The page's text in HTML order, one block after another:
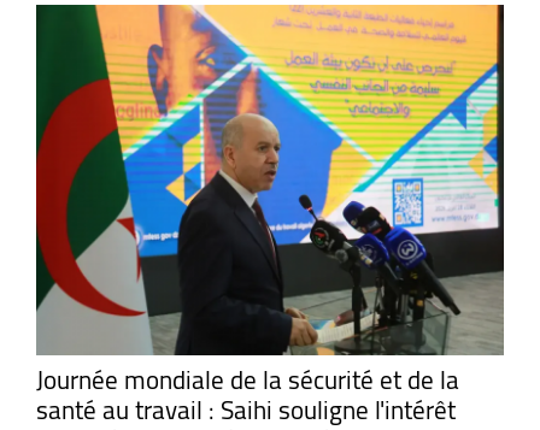
Journée mondiale de la sécurité et de la
santé au travail : Saihi souligne l'intérêt